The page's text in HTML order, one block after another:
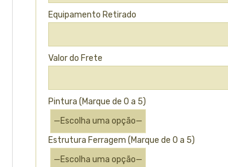
Equipamento Retirado
Valor do Frete
Pintura (Marque de 0 a 5)
Estrutura Ferragem (Marque de 0 a 5)